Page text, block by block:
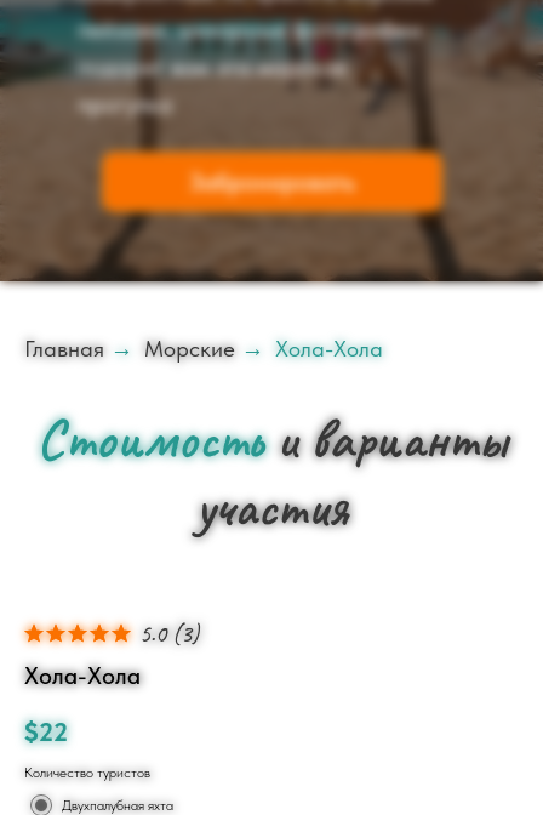
Забронировать
пейзажи, шикарные фотографии
подарит вам эта морская
прогулка
Главная → Морские → Хола-Хола
Стоимостьи варианты
участия
5.0 (3)
Хола-Хола
$22
Количество туристов
Двухпалубная яхта